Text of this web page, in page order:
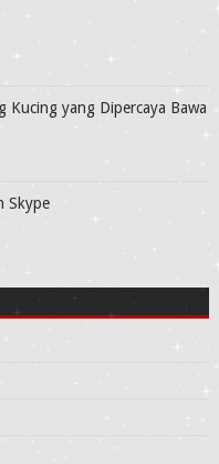
Kucing yang Dipercaya Bawa
Skype